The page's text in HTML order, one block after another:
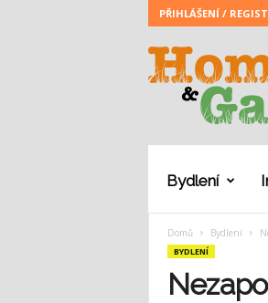
PŘIHLÁŠENÍ /
m
r
Bydlení
Domů Bydlení
BYDLENÍ